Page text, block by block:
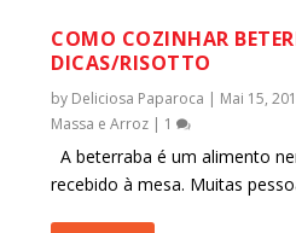
COMO COZINHAR
DICAS/RISOTTO
by Deliciosa Paparoca | Mai 15,
Massa e Arroz | 1
A beterraba é um alimento
recebido à mesa. Muitas